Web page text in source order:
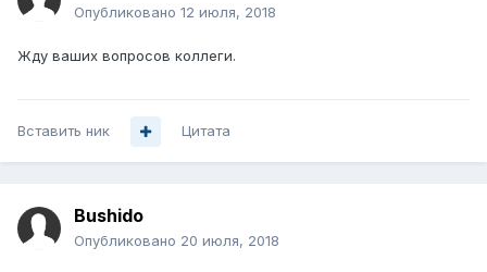
Опубликовано 12 июля, 2018
Жду ваших вопросов коллеги.
Вставить ник Цитата
Bushido
Опубликовано 20 июля, 2018